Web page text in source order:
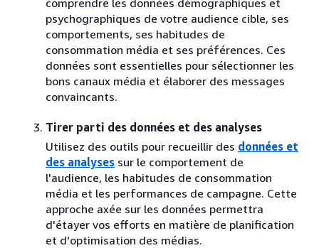
psychographiques de votre audience cible, ses
comportements, ses habitudes de
consommation média et ses préférences. Ces
données sont essentielles pour sélectionner les
bons canaux média et élaborer des messages
convaincants.
Tirer parti des données et des analyses
Utilisez des outils pour recueillir des données et
des analyses sur le comportement de
l'audience, les habitudes de consommation
média et les performances de campagne. Cette
approche axée sur les données permettra
d'étayer vos efforts en matière de planification
et d'optimisation des médias.